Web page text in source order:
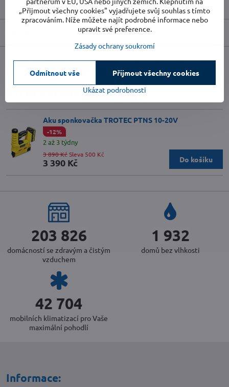
Výrobce:TROTEC
FacebookTwitter Pinterest LinkedIn WhatsApp
E-
mail
Alternativní produkty
Aku sponkovačka TROTEC PTNS 10-20V
-12%
2 až 3 týdny
3 390 Kč
3 890 KčSleva 500 Kč
Do košíku
220 073
domácností se zdravým a čistým
vzduchem
2 086
domů bez vlhkosti
46 158
mobilních klimatizací pro Vaše
maximální pohodlí
Informace:
„Přijmout všechny cookies" vyjadřujete svůj souhlas s tímto
zpracováním. Níže můžete najít podrobné informace nebo
upravit své preference.
Zásady ochrany soukromí
Ukázat podrobnosti
Přijmout všechny cookies
Odmítnout vše